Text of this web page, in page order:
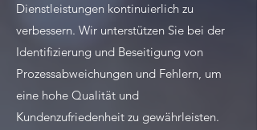
Dienstleistungen kontinuierlich zu
verbessern. Wir unterstützen Sie bei der
Identifizierung und Beseitigung von
Prozessabweichungen und Fehlern, um
eine hohe Qualität und
Kundenzufriedenheit zu gewährleisten.